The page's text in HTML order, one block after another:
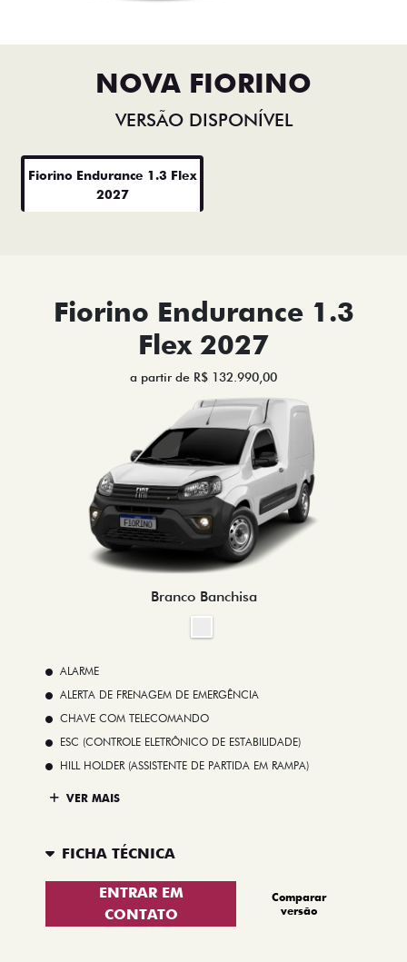
NOVA FIORINO
VERSÃO DISPONÍVEL
Fiorino Endurance 1.3 Flex
2027
Fiorino Endurance 1.3
Flex 2027
a partir de R$ 132.990,00
Branco Banchisa
ALARME
ALERTA DE FRENAGEM DE EMERGÊNCIA
CHAVE COM TELECOMANDO
ESC (CONTROLE ELETRÔNICO DE ESTABILIDADE)
HILL HOLDER (ASSISTENTE DE PARTIDA EM RAMPA)
VER MAIS
FICHA TÉCNICA
ENTRAR EM
CONTATO
Comparar
versão